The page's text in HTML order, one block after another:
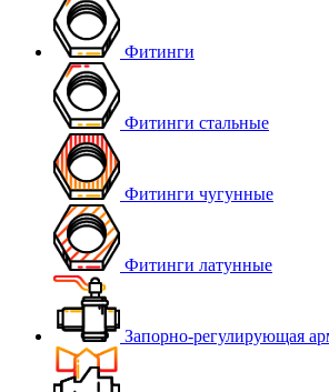
Фитинги
Фитинги стальные
Фитинги чугунные
Фитинги латунные
Запорно-регулирующая